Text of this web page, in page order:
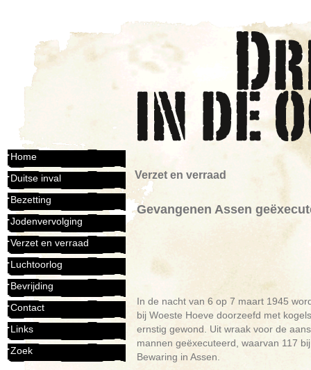
Home
Duitse inval
Bezetting
Jodenvervolging
Verzet en verraad
Luchtoorlog
Bevrijding
Contact
Links
Zoek
Verzet en verraad
Gevangenen Assen
In de nacht van 6 op 7 maart 1945
bij Woeste Hoeve doorzeefd met
ernstig gewond. Uit wraak voor de
mannen geëxecuteerd, waarvan 117
Bewaring in Assen.